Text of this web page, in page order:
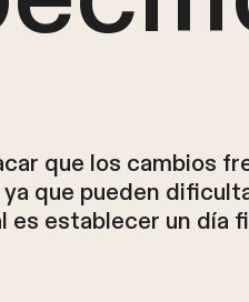
que los cambios
que pueden
establecer un día